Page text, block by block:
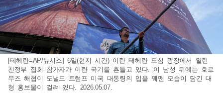
[테헤란=AP/뉴시스] 6일(현지 시간) 이란 테헤란 도심 광장에서 열린
친정부 집회 참가자가 이란 국기를 흔들고 있다. 이 남성 뒤에는 호르
무즈 해협이 도널드 트럼프 미국 대통령의 입을 꿰맨 모습이 담긴 대
형 홍보물이 걸려 있다. 2026.05.07.